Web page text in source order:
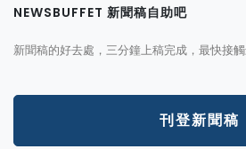
NEWSBUFFET 新聞稿自助吧
新聞稿的好去處，三分鐘上稿完成，最快接
刊登新聞稿